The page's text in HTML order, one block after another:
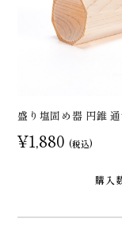
盛り塩固め器 円錐
¥1,880 (税込)
購入